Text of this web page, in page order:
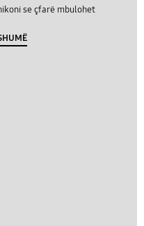
se çfarë mbulohet